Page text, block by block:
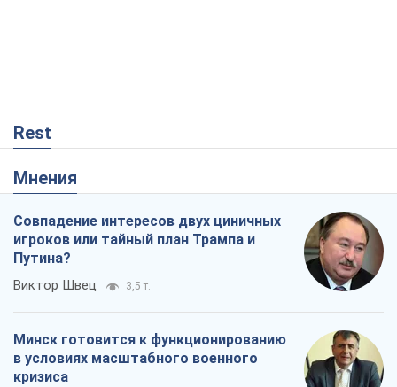
Rest
Мнения
Совпадение интересов двух циничных
игроков или тайный план Трампа и
Путина?
Виктор Швец 3,5 т.
Минск готовится к функционированию
в условиях масштабного военного
кризиса